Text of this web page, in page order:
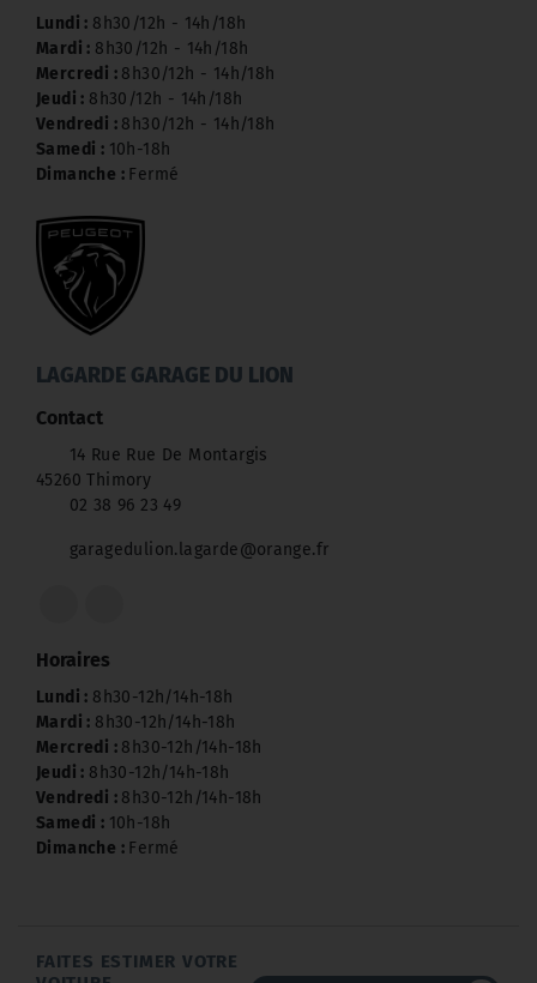
Lundi : 8h30/12h - 14h/18h
Mardi : 8h30/12h - 14h/18h
Mercredi : 8h30/12h - 14h/18h
Jeudi : 8h30/12h - 14h/18h
Vendredi : 8h30/12h - 14h/18h
Samedi : 10h-18h
Dimanche : Fermé
LAGARDE GARAGE DU LION
Contact
14 Rue Rue De Montargis
45260 Thimory
02 38 96 23 49
garagedulion.lagarde@orange.fr
Horaires
Lundi : 8h30-12h/14h-18h
Mardi : 8h30-12h/14h-18h
Mercredi : 8h30-12h/14h-18h
Jeudi : 8h30-12h/14h-18h
Vendredi : 8h30-12h/14h-18h
Samedi : 10h-18h
Dimanche : Fermé
FAITES ESTIMER VOTRE